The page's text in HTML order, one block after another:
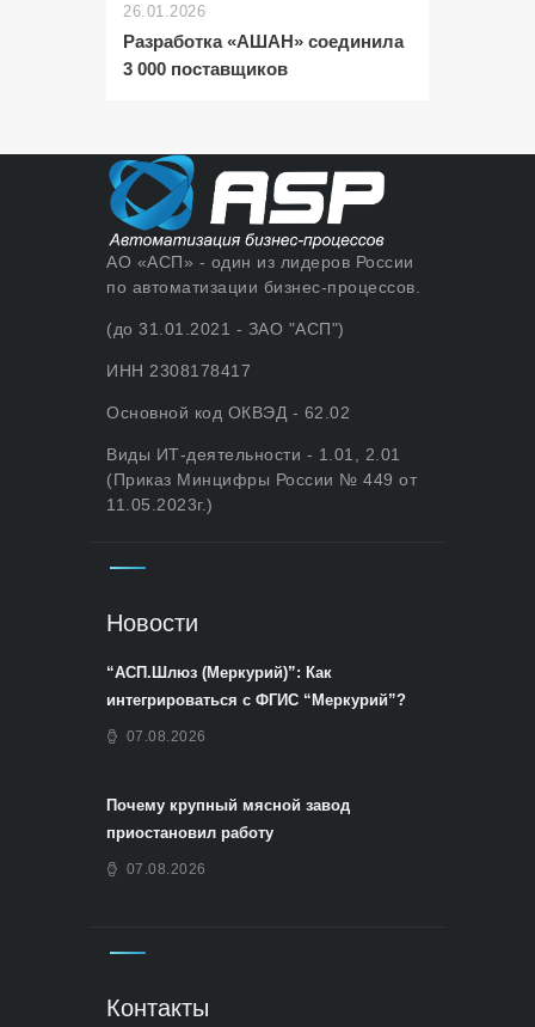
26.01.2026
Разработка «АШАН» соединила
3 000 поставщиков
АО «АСП» - один из лидеров России
по автоматизации бизнес-процессов.
(до 31.01.2021 - ЗАО "АСП")
ИНН 2308178417
Основной код ОКВЭД - 62.02
Виды ИТ-деятельности - 1.01, 2.01
(Приказ Минцифры России № 449 от
11.05.2023г.)
Новости
“АСП.Шлюз (Меркурий)”: Как
интегрироваться с ФГИС “Меркурий”?
07.08.2026
Почему крупный мясной завод
приостановил работу
07.08.2026
Контакты